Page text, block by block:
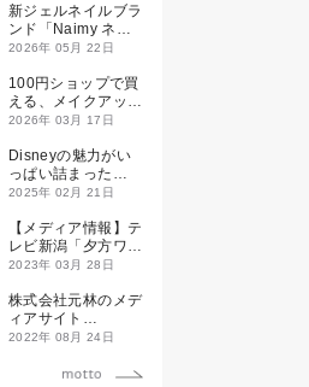
新ジェルネイルブラ
ンド「Naimy ネイ
ミィ」が誕生します
2026年 05月 22日
100円ショップで買
える、メイクアップ
ブランド
ス）」誕生。
2026年 03月 17日
Disneyの魅力がい
っぱい詰まった
『Disney
』が2月21日(金)に
新発売！
2025年 02月 21日
【メディア情報】テ
レビ新潟「夕方ワイ
ド新潟一番」
2023年 03月 28日
株式会社元林のメデ
ィアサイト
「motto」がローン
2022年 08月 24日